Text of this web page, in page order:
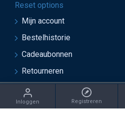
Reset options
Mijn account
Bestelhistorie
Cadeaubonnen
Retourneren
2021 Juwelier van Soest -
Inloggen Registreren